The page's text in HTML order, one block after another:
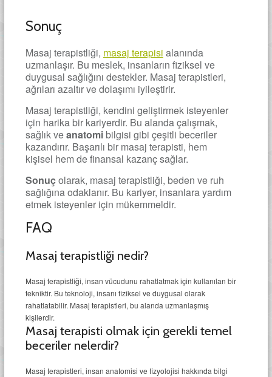
Sonuç
Masaj terapistliği, masaj terapisi alanında
uzmanlaşır. Bu meslek, insanların fiziksel ve
duygusal sağlığını destekler. Masaj terapistleri,
ağrıları azaltır ve dolaşımı iyileştirir.
Masaj terapistliği, kendini geliştirmek isteyenler
için harika bir kariyerdir. Bu alanda çalışmak,
sağlık veanatomibilgisi gibi çeşitli beceriler
kazandırır. Başarılı bir masaj terapisti, hem
kişisel hem de finansal kazanç sağlar.
Sonuçolarak, masaj terapistliği, beden ve ruh
sağlığına odaklanır. Bu kariyer, insanlara yardım
etmek isteyenler için mükemmeldir.
FAQ
Masaj terapistliği nedir?
Masaj terapistliği, insan vücudunu rahatlatmak için kullanılan bir
tekniktir. Bu teknoloji, insanı fiziksel ve duygusal olarak
rahatlatabilir. Masaj terapistleri, bu alanda uzmanlaşmış
kişilerdir.
Masaj terapisti olmak için gerekli temel
beceriler nelerdir?
Masaj terapistleri, insan anatomisi ve fizyolojisi hakkında bilgi